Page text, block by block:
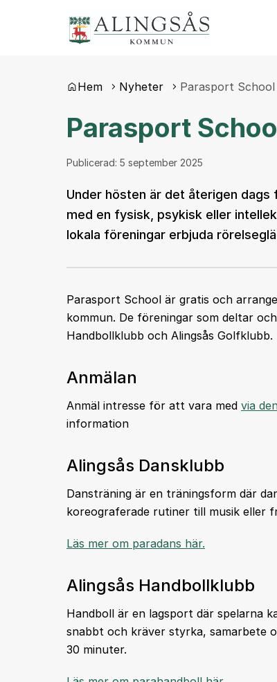
Du är här:
Hem Nyheter Parasport
Parasport
Publicerad: 5 september 2025
Under hösten är det återigen
med en fysisk, psykisk eller
lokala föreningar erbjuda
Parasport School är gratis och
kommun. De föreningar som deltar
Handbollklubb och Alingsås Golfklubb.
Anmälan
Anmäl intresse för att vara med via
information
Alingsås Dansklubb
Dansträning är en träningsform där
koreograferade rutiner till musik eller
Läs mer om paradans här.
Alingsås Handbollklubb
Handboll är en lagsport där spelarna
snabbt och kräver styrka, samarbete
30 minuter.